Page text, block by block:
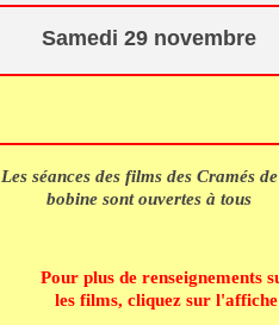
Samedi 29 novembre
Les séances des films des Cramés
bobine sont ouvertes à tous
Pour plus de renseignements
les films, cliquez sur l'affiche